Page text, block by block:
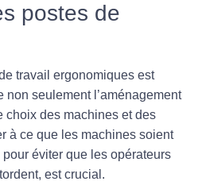
postes de
travail ergonomiques est
seulement l’aménagement
choix des machines et des
à ce que les machines soient
éviter que les opérateurs
est crucial.